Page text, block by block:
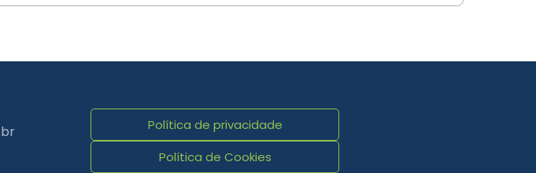
Política de privacidade
Política de Cookies